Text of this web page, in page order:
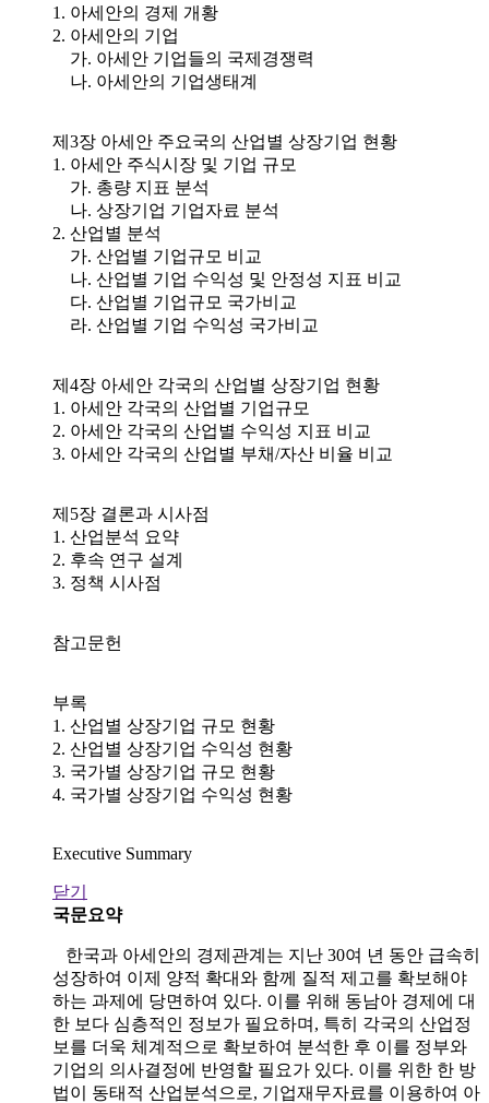
1. 아세안의 경제 개황
2. 아세안의 기업
가. 아세안 기업들의 국제경쟁력
나. 아세안의 기업생태계
제3장 아세안 주요국의 산업별 상장기업 현황
1. 아세안 주식시장 및 기업 규모
가. 총량 지표 분석
나. 상장기업 기업자료 분석
2. 산업별 분석
가. 산업별 기업규모 비교
나. 산업별 기업 수익성 및 안정성 지표 비교
다. 산업별 기업규모 국가비교
라. 산업별 기업 수익성 국가비교
제4장 아세안 각국의 산업별 상장기업 현황
1. 아세안 각국의 산업별 기업규모
2. 아세안 각국의 산업별 수익성 지표 비교
3. 아세안 각국의 산업별 부채/자산 비율 비교
제5장 결론과 시사점
1. 산업분석 요약
2. 후속 연구 설계
3. 정책 시사점
참고문헌
부록
1. 산업별 상장기업 규모 현황
2. 산업별 상장기업 수익성 현황
3. 국가별 상장기업 규모 현황
4. 국가별 상장기업 수익성 현황
Executive Summary
닫기
국문요약
한국과 아세안의 경제관계는 지난 30여 년 동안 급속히
성장하여 이제 양적 확대와 함께 질적 제고를 확보해야
하는 과제에 당면하여 있다. 이를 위해 동남아 경제에 대
한 보다 심층적인 정보가 필요하며, 특히 각국의 산업정
보를 더욱 체계적으로 확보하여 분석한 후 이를 정부와
기업의 의사결정에 반영할 필요가 있다. 이를 위한 한 방
법이 동태적 산업분석으로, 기업재무자료를 이용하여 아